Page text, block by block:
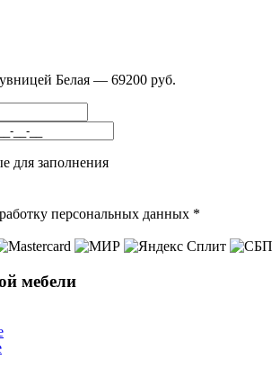
Белая — 69200 руб.
для заполнения
персональных данных *
мебели